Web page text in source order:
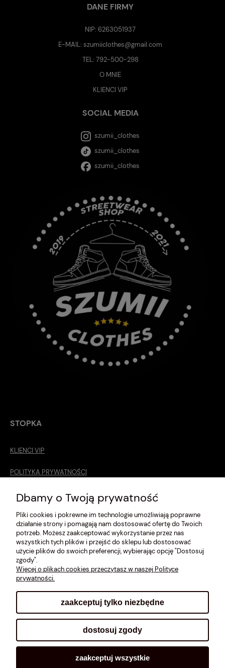
STOPKA
KLIENCI VIP
POLITYKA PRYWATNOŚCI
O MNIE
ROZMIARÓWKA [cm]
REGULAMIN
METODY PŁATNOŚCI
DANE FIRMY
NIP: 6263051937
E-MAIL:szumiiclothes@gmail.com
TEL: 792-500-298
O MNIE
KLIENCI VIP
SOCIAL MEDIA
szumii_clothes
szumii_clothes
szumii_clothes
Sklep internetowy Shoplo.pl, powered byShoper.
Dbamy o Twoją prywatność
Pliki cookies i pokrewne im technologie umożliwiają poprawne
działanie strony i pomagają nam dostosować ofertę do Twoich
potrzeb. Możesz zaakceptować wykorzystanie przez nas
wszystkich tych plików i przejść do sklepu lub dostosować
użycie plików do swoich preferencji, wybierając opcję "Dostosuj
zgody".
Więcej o plikach cookies przeczytasz w naszej Polityce
prywatności.
zaakceptuj tylko niezbędne
dostosuj zgody
zaakceptuj wszystkie